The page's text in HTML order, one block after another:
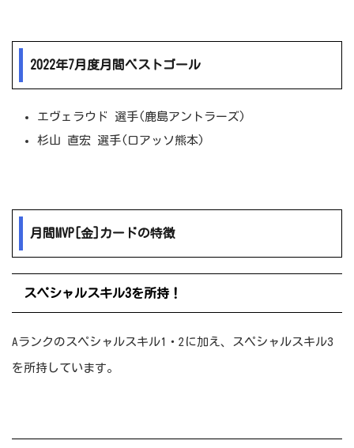
2022年7月度月間ベストゴール
エヴェラウド 選手(鹿島アントラーズ)
杉山 直宏 選手(ロアッソ熊本)
月間MVP[金]カードの特徴
スペシャルスキル3を所持！
Aランクのスペシャルスキル1・2に加え、スペシャルスキル3
を所持しています。